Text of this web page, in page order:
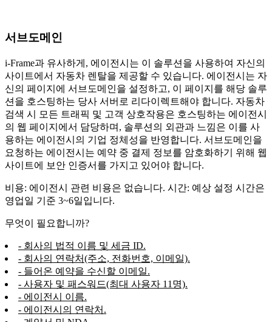
서브도메인
i-Frame과 유사하게, 에이전시는 이 솔루션을 사용하여 자신의
사이트에서 자동차 렌탈을 제공할 수 있습니다. 에이전시는 자
신의 페이지에 서브도메인을 설정하고, 이 페이지를 해당 솔루
션을 호스팅하는 당사 서버로 리다이렉트해야 합니다. 자동차
검색 시 모든 트래픽 및 고객 상호작용은 호스팅하는 에이전시
의 웹 페이지에서 담당하며, 솔루션의 외관과 느낌은 이를 사
용하는 에이전시의 기업 정체성을 반영합니다. 서브도메인을
요청하는 에이전시는 예약 중 결제 정보를 암호화하기 위해 웹
사이트에 보안 인증서를 가지고 있어야 합니다.
비용: 에이전시 관련 비용은 없습니다. 시간: 예상 설정 시간은
영업일 기준 3~6일입니다.
무엇이 필요합니까?
- 회사의 법적 이름 및 세금 ID.
- 회사의 연락처(주소, 전화번호, 이메일).
- 들어온 예약을 수신할 이메일.
- 사용자 및 패스워드(최대 사용자 11명).
- 에이전시 이름.
- 에이전시의 연락처.